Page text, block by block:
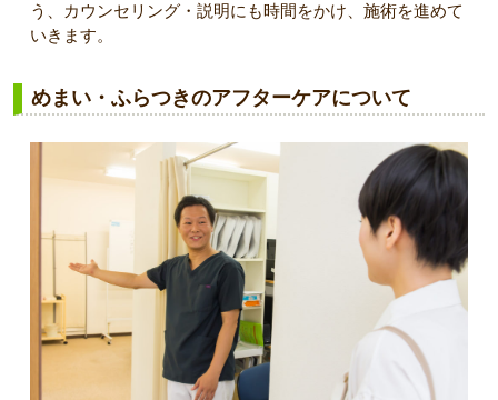
う、カウンセリング・説明にも時間をかけ、施術を進めて
いきます。
めまい・ふらつきのアフターケアについて